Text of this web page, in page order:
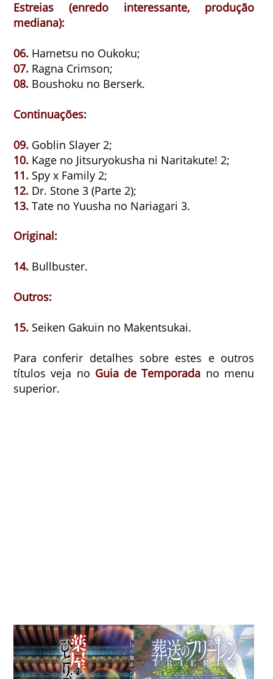
Estreias (enredo interessante, produção
mediana):
06. Hametsu no Oukoku;
07. Ragna Crimson;
08. Boushoku no Berserk.
Continuações:
09. Goblin Slayer 2;
10. Kage no Jitsuryokusha ni Naritakute! 2;
11. Spy x Family 2;
12. Dr. Stone 3 (Parte 2);
13. Tate no Yuusha no Nariagari 3.
Original:
14. Bullbuster.
Outros:
15. Seiken Gakuin no Makentsukai.
Para conferir detalhes sobre estes e outros
títulos veja no Guia de Temporada no menu
superior.